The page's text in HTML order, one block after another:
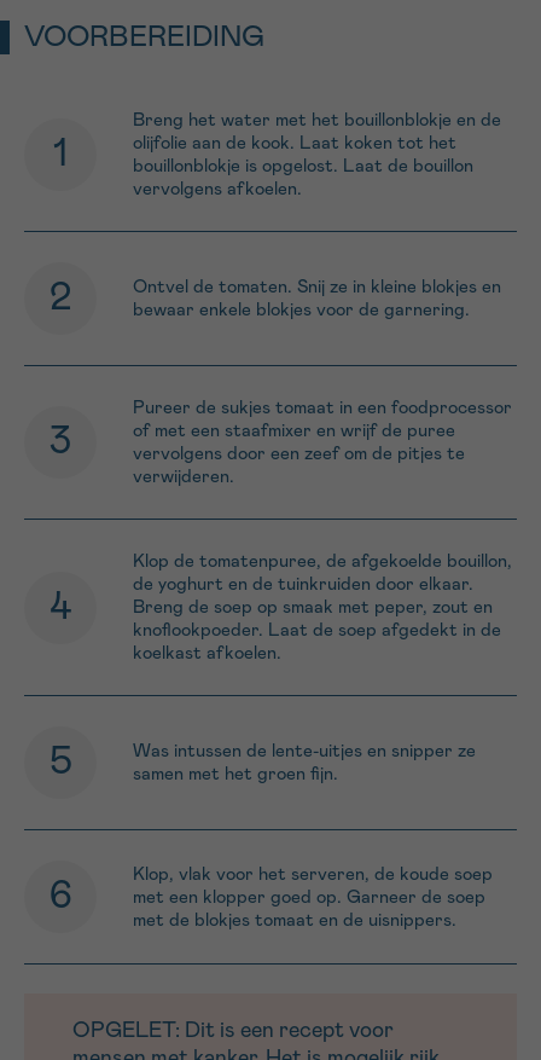
VOORBEREIDING
Breng het water met het bouillonblokje en de
olijfolie aan de kook. Laat koken tot het
bouillonblokje is opgelost. Laat de bouillon
vervolgens afkoelen.
Ontvel de tomaten. Snij ze in kleine blokjes en
bewaar enkele blokjes voor de garnering.
Pureer de sukjes tomaat in een foodprocessor
of met een staafmixer en wrijf de puree
vervolgens door een zeef om de pitjes te
verwijderen.
Klop de tomatenpuree, de afgekoelde bouillon,
de yoghurt en de tuinkruiden door elkaar.
Breng de soep op smaak met peper, zout en
knoflookpoeder. Laat de soep afgedekt in de
koelkast afkoelen.
Was intussen de lente-uitjes en snipper ze
samen met het groen fijn.
Klop, vlak voor het serveren, de koude soep
met een klopper goed op. Garneer de soep
met de blokjes tomaat en de uisnippers.
OPGELET: Dit is een recept voor